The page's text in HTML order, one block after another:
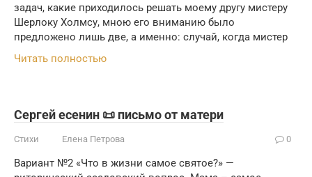
задач, какие приходилось решать моему другу мистеру
Шерлоку Холмсу, мною его вниманию было
предложено лишь две, а именно: случай, когда мистер
Читать полностью
Сергей есенин 📜 письмо от матери
Стихи Елена Петрова 0
Вариант №2 «Что в жизни самое святое?» —